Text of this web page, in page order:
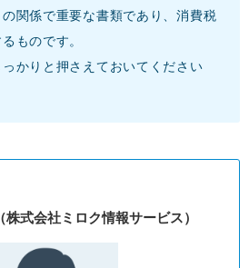
関係で重要な書類であり、消費税
ものです。
かりと押さえておいてください
式会社ミロク情報サービス）